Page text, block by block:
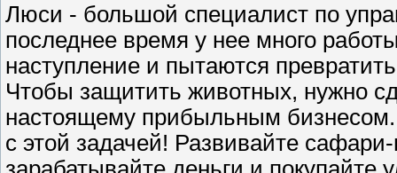
Люси - большой специалист по
последнее время у нее много
наступление и пытаются
Чтобы защитить животных, нужно
настоящему прибыльным
с этой задачей! Развивайте